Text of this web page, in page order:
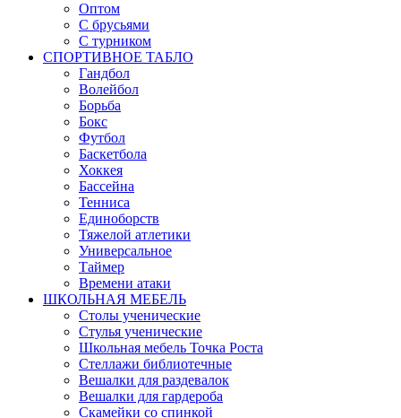
Оптом
С брусьями
С турником
СПОРТИВНОЕ ТАБЛО
Гандбол
Волейбол
Борьба
Бокс
Футбол
Баскетбола
Хоккея
Бассейна
Тенниса
Единоборств
Тяжелой атлетики
Универсальное
Таймер
Времени атаки
ШКОЛЬНАЯ МЕБЕЛЬ
Столы ученические
Стулья ученические
Школьная мебель Точка Роста
Стеллажи библиотечные
Вешалки для раздевалок
Вешалки для гардероба
Скамейки со спинкой